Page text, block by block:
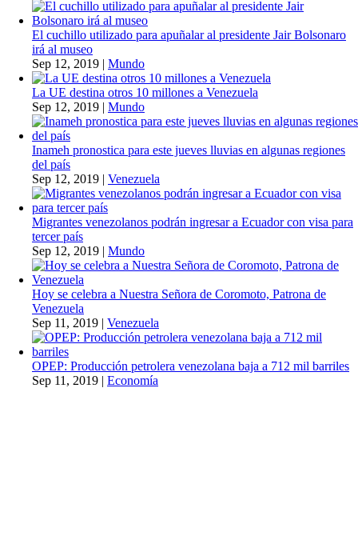
El cuchillo utilizado para apuñalar al presidente Jair Bolsonaro
irá al museo
Sep 12, 2019 | Mundo
La UE destina otros 10 millones a Venezuela
Sep 12, 2019 | Mundo
Inameh pronostica para este jueves lluvias en algunas regiones
del país
Sep 12, 2019 | Venezuela
Migrantes venezolanos podrán ingresar a Ecuador con visa para
tercer país
Sep 12, 2019 | Mundo
Hoy se celebra a Nuestra Señora de Coromoto, Patrona de
Venezuela
Sep 11, 2019 | Venezuela
OPEP: Producción petrolera venezolana baja a 712 mil barriles
Sep 11, 2019 | Economía